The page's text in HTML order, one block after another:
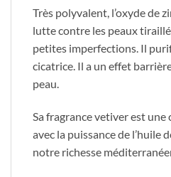
Très polyvalent, l’oxyde de
lutte contre les peaux
petites imperfections. Il
cicatrice. Il a un effet
peau.
Sa fragrance vetiver est
avec la puissance de l’huile
notre richesse